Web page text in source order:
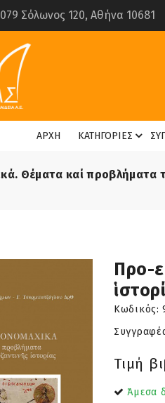
Σόλωνος 120, Αθήνα 10681
ΑΡΧΗ ΚΑΤΗΓΟΡΙΕΣ
Θέματα καί προβλήματα
Προ-
Κωδικός:
Τιμή
Άμεσα